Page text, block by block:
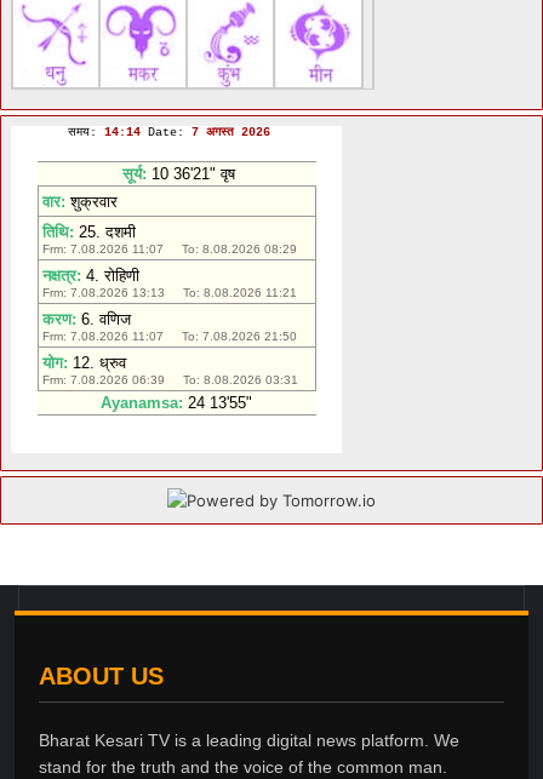
ABOUT US
Bharat Kesari TV is a leading digital news platform. We
stand for the truth and the voice of the common man.